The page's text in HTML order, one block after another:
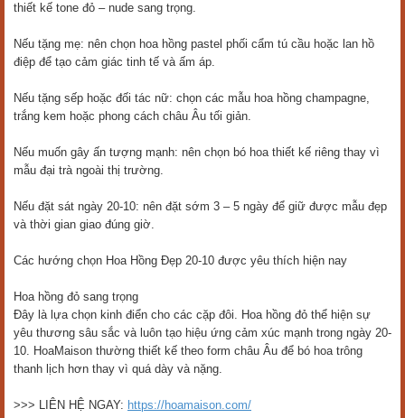
thiết kế tone đỏ – nude sang trọng.
Nếu tặng mẹ: nên chọn hoa hồng pastel phối cẩm tú cầu hoặc lan hồ
điệp để tạo cảm giác tinh tế và ấm áp.
Nếu tặng sếp hoặc đối tác nữ: chọn các mẫu hoa hồng champagne,
trắng kem hoặc phong cách châu Âu tối giản.
Nếu muốn gây ấn tượng mạnh: nên chọn bó hoa thiết kế riêng thay vì
mẫu đại trà ngoài thị trường.
Nếu đặt sát ngày 20-10: nên đặt sớm 3 – 5 ngày để giữ được mẫu đẹp
và thời gian giao đúng giờ.
Các hướng chọn Hoa Hồng Đẹp 20-10 được yêu thích hiện nay
Hoa hồng đỏ sang trọng
Đây là lựa chọn kinh điển cho các cặp đôi. Hoa hồng đỏ thể hiện sự
yêu thương sâu sắc và luôn tạo hiệu ứng cảm xúc mạnh trong ngày 20-
10. HoaMaison thường thiết kế theo form châu Âu để bó hoa trông
thanh lịch hơn thay vì quá dày và nặng.
>>> LIÊN HỆ NGAY: https://hoamaison.com/